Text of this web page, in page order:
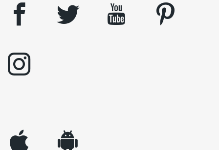
facebook twitter youtube
pinterest
instagram
appleinc android